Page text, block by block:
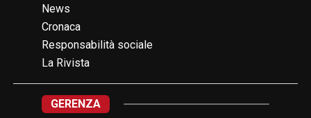
News
Cronaca
Responsabilità sociale
La Rivista
GERENZA